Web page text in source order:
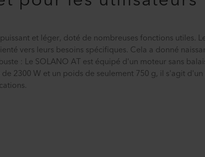
et léger, doté de nombreuses fonctions utiles.
vers leurs besoins spécifiques. Cela a donné
: Le SOLANO AT est équipé d'un moteur sans
2300 W et un poids de seulement 750 g, il s'agit